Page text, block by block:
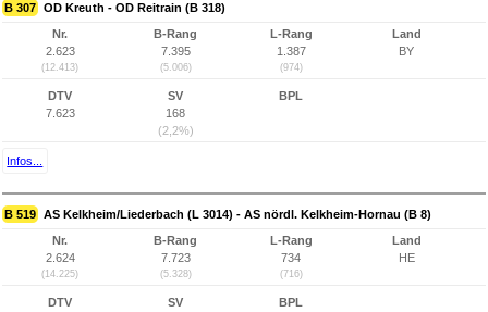
B 307 OD Kreuth - OD Reitrain (B 318)
Nr.
2.623
(12.413)
B-Rang
7.395
(5.006)
L-Rang
1.387
(974)
Land
BY
DTV
7.623
SV
168
(2,2%)
BPL
Infos...
B 519 AS Kelkheim/Liederbach (L 3014) - AS nördl. Kelkheim-Hornau (B 8)
Nr.
2.624
(14.225)
B-Rang
7.723
(5.328)
L-Rang
734
(716)
Land
HE
DTV
SV
BPL